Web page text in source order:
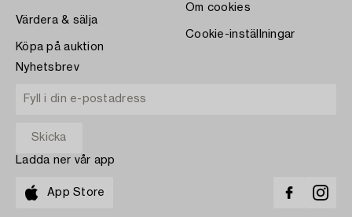
Värdera & sälja
Köpa på auktion
Om cookies
Cookie-inställningar
Nyhetsbrev
Ladda ner vår app
App Store